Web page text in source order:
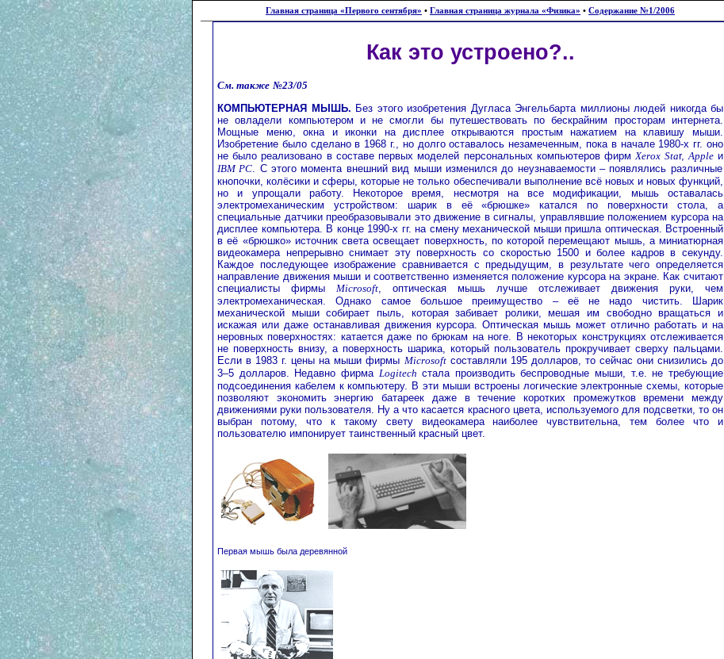
Главная страница «Первого сентября» • Главная страница журнала «Физика» • Содержание №1/2006
Как это устроено?..
См. также №23/05
КОМПЬЮТЕРНАЯ МЫШЬ. Без этого изобретения Дугласа Энгельбарта миллионы людей никогда бы
не овладели компьютером и не смогли бы путешествовать по бескрайним просторам интернета.
Мощные меню, окна и иконки на дисплее открываются простым нажатием на клавишу мыши.
Изобретение было сделано в 1968 г., но долго оставалось незамеченным, пока в начале 1980-х гг. оно
не было реализовано в составе первых моделей персональных компьютеров фирмXerox Star,Appleи
IBM PC. С этого момента внешний вид мыши изменился до неузнаваемости – появлялись различные
кнопочки, колёсики и сферы, которые не только обеспечивали выполнение всё новых и новых функций,
но и упрощали работу. Некоторое время, несмотря на все модификации, мышь оставалась
электромеханическим устройством: шарик в её «брюшке» катался по поверхности стола, а
специальные датчики преобразовывали это движение в сигналы, управлявшие положением курсора на
дисплее компьютера. В конце 1990-х гг. на смену механической мыши пришла оптическая. Встроенный
в её «брюшко» источник света освещает поверхность, по которой перемещают мышь, а миниатюрная
видеокамера непрерывно снимает эту поверхность со скоростью 1500 и более кадров в секунду.
Каждое последующее изображение сравнивается с предыдущим, в результате чего определяется
направление движения мыши и соответственно изменяется положение курсора на экране. Как считают
специалисты фирмы Microsoft, оптическая мышь лучше отслеживает движения руки, чем
электромеханическая. Однако самое большое преимущество – её не надо чистить. Шарик
механической мыши собирает пыль, которая забивает ролики, мешая им свободно вращаться и
искажая или даже останавливая движения курсора. Оптическая мышь может отлично работать и на
неровных поверхностях: катается даже по брюкам на ноге. В некоторых конструкциях отслеживается
не поверхность внизу, а поверхность шарика, который пользователь прокручивает сверху пальцами.
Если в 1983 г. цены на мыши фирмы Microsoftсоставляли 195 долларов, то сейчас они снизились до
3–5 долларов. Недавно фирма Logitech стала производить беспроводные мыши, т.е. не требующие
подсоединения кабелем к компьютеру. В эти мыши встроены логические электронные схемы, которые
позволяют экономить энергию батареек даже в течение коротких промежутков времени между
движениями руки пользователя. Ну а что касается красного цвета, используемого для подсветки, то он
выбран потому, что к такому свету видеокамера наиболее чувствительна, тем более что и
пользователю импонирует таинственный красный цвет.
Первая мышь была деревянной